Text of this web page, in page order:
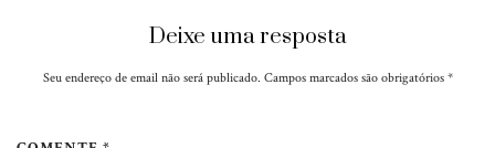
Deixe uma resposta
Seu endereço de email não será publicado. Campos marcados são obrigatórios *